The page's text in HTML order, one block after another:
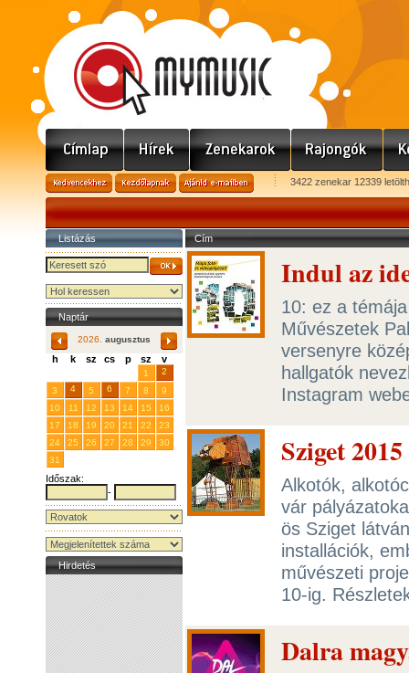
3422 zenekar 12339
Listázás
Naptár
2026. augusztus
h k sz cs p sz v
1
2
3
4 5 6 7 8
9
10
11 12 13 14 15
16
17
18 19 20 21 22
23
24
25 26 27 28 29
30
31
Időszak:
-
Hirdetés
Cím
Indul az
10: ez a
Művészetek
versenyre
hallgatók
Instagram
Sziget
Alkotók,
vár
ös Sziget
installációk,
művészeti
10-ig.
Dalra